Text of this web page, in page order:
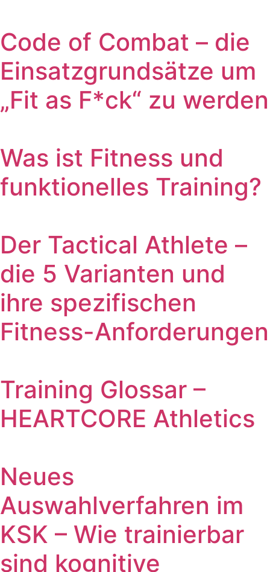
Code of Combat – die
Einsatzgrundsätze um
„Fit as F*ck“ zu werden
Was ist Fitness und
funktionelles Training?
Der Tactical Athlete –
die 5 Varianten und
ihre spezifischen
Fitness-Anforderungen
Training Glossar –
HEARTCORE Athletics
Neues
Auswahlverfahren im
KSK – Wie trainierbar
sind kognitive